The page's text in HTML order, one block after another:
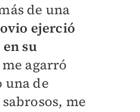
de una
ejerció
su
agarró
una de
me